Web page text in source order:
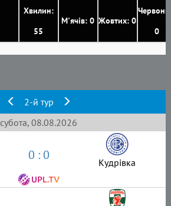
Хвилин:
55
М'ячів: 0 Жовтих: 0
0
2-й тур
субота, 08.08.2026
0 : 0 Кудрівка